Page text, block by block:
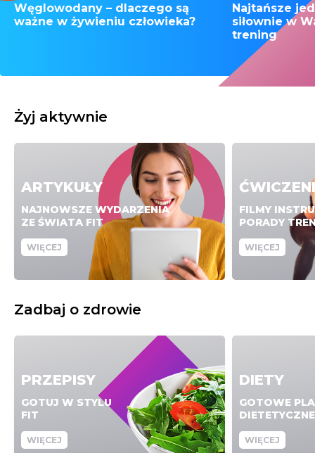
Węglowodany – dlaczego są
ważne w żywieniu człowieka?
Najtańsze
siłownie w
trening
Żyj aktywnie
ARTYKUŁY
NAJNOWSZE WYDARZENIA
ZE ŚWIATA FIT
WIĘCEJ
FILMY
PORADY
WIĘCEJ
Zadbaj o zdrowie
PRZEPISY
GOTUJ W STYLU
FIT
WIĘCEJ
DIETY
GOTOWE
DIETETYCZNE
WIĘCEJ